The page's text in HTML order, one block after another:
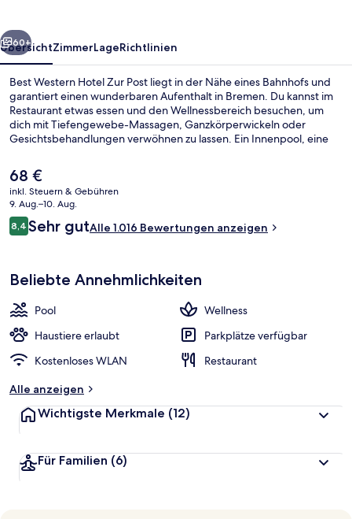
Weiter
60+
ÜbersichtZimmerLageRichtlinien
Best Western Hotel Zur Post liegt in der Nähe eines Bahnhofs und
garantiert einen wunderbaren Aufenthalt in Bremen. Du kannst im
Restaurant etwas essen und den Wellnessbereich besuchen, um
dich mit Tiefengewebe-Massagen, Ganzkörperwickeln oder
Gesichtsbehandlungen verwöhnen zu lassen. Ein Innenpool, eine
Highlights. Andere Reisende haben viel Gutes über das hilfsbereite
Personal zu berichten.
Der
aktuelle
Preis
beträgt
68 €.
68 €
inkl. Steuern & Gebühren
9. Aug.–10. Aug.
Bewertungen
8,48,4 von 10.
Sehr gutAlle 1.016 Bewertungen anzeigen
Beliebte Annehmlichkeiten
Pool
Wellness
Haustiere erlaubt
Parkplätze verfügbar
Kostenloses WLAN
Restaurant
Alle anzeigen
Wichtigste Merkmale (12)
Für Familien (6)